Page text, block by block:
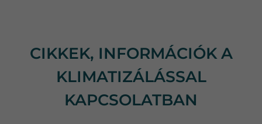
CIKKEK, INFORMÁCIÓK A
KLIMATIZÁLÁSSAL
KAPCSOLATBAN